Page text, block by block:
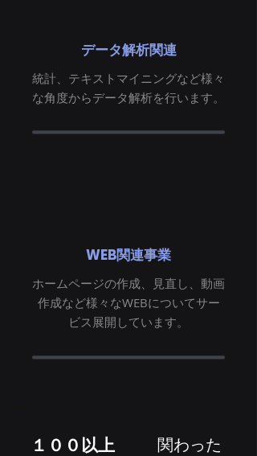
データ解析関連
統計、テキストマイニングなど様々
な角度からデータ解析を行います。
WEB関連事業
ホームページの作成、見直し、動画
作成など様々なWEBについてサー
ビス展開しています。
​１００以上
関わった